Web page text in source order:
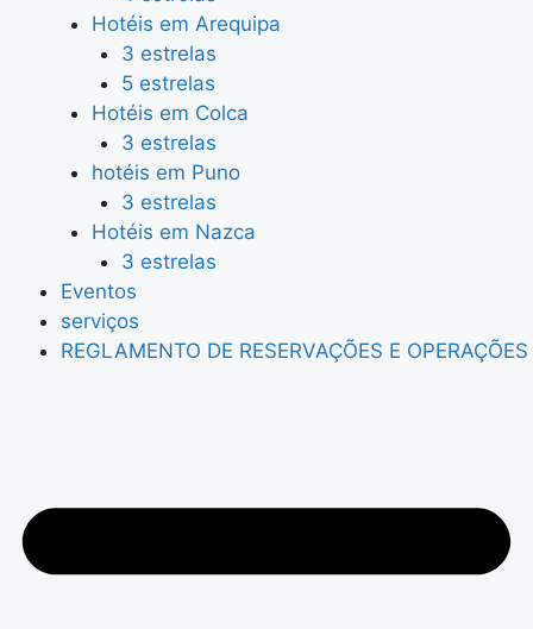
Hotéis em Arequipa
3 estrelas
5 estrelas
Hotéis em Colca
3 estrelas
hotéis em Puno
3 estrelas
Hotéis em Nazca
3 estrelas
Eventos
serviços
REGLAMENTO DE RESERVAÇÕES E OPERAÇÕES